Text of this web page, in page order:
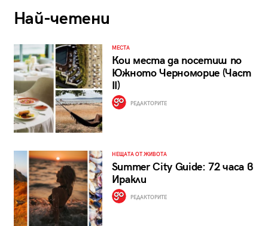
Най-четени
МЕСТА
Кои места да посетиш по
Южното Черноморие (Част
II)
РЕДАКТОРИТЕ
НЕЩАТА ОТ ЖИВОТА
Summer City Guide: 72 часа в
Иракли
РЕДАКТОРИТЕ